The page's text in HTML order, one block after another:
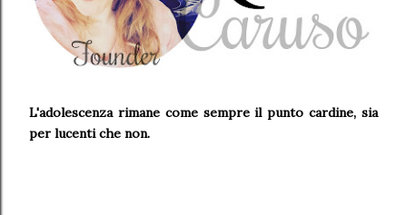
L'adolescenza rimane come sempre il punto cardine, sia
per lucenti che non.